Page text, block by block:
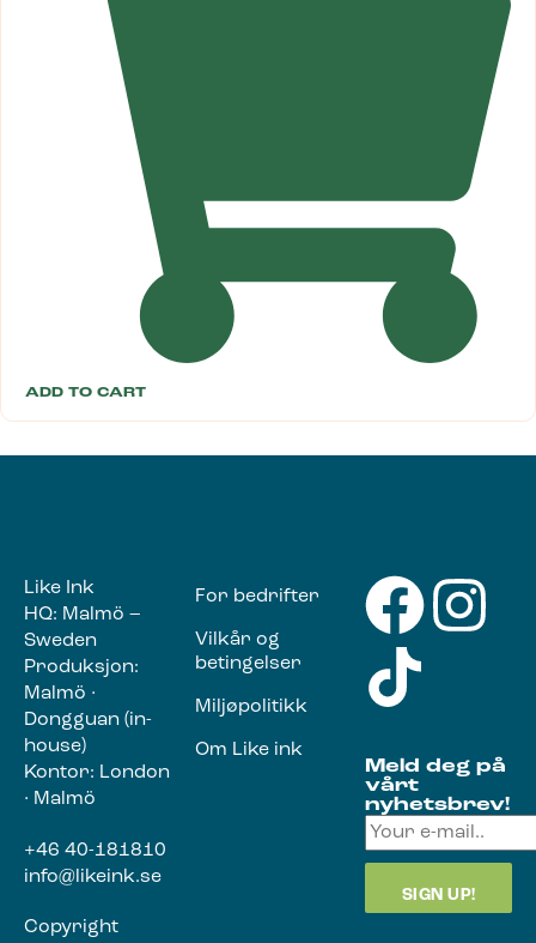
ADD TO CART
Like Ink
HQ: Malmö –
Sweden
Produksjon:
Malmö ·
Dongguan (in-
house)
Kontor: London
· Malmö
+46 40-181810
info@likeink.se
Copyright
For bedrifter
Vilkår og
betingelser
Miljøpolitikk
Om Like ink
Meld deg på
vårt
nyhetsbrev!